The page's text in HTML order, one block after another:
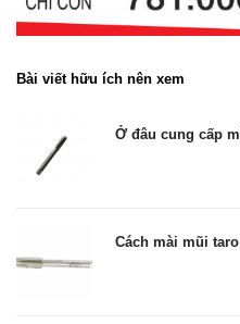
Bài viết hữu ích nên xem
Ở đâu cung cấp
Cách mài mũi